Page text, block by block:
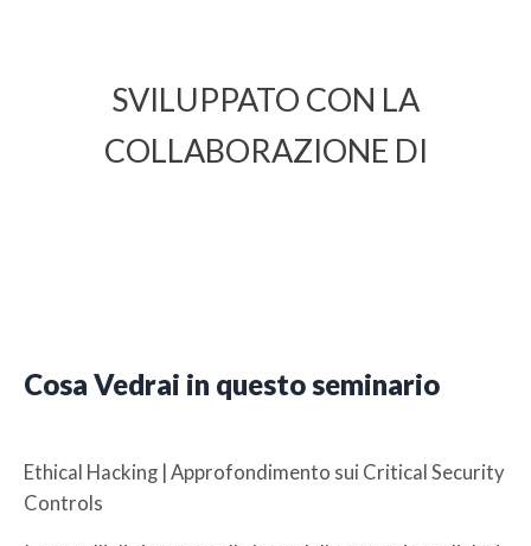
SVILUPPATO CON LA
COLLABORAZIONE DI
Cosa Vedrai in questo seminario
Ethical Hacking | Approfondimento sui Critical Security
Controls